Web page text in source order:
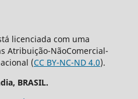
licenciada com uma
Atribuição-NãoComercial-
(CC BY-NC-ND 4.0).
BRASIL.